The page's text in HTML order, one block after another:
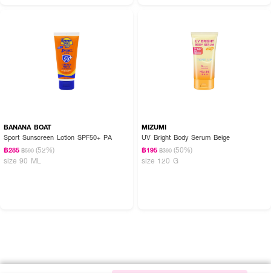
BANANA BOAT
Sport Sunscreen Lotion SPF50+ PA
฿285 ฿590 (52%)
size 90 ML
MIZUMI
UV Bright Body Serum Beige
฿195 ฿390 (50%)
size 120 G